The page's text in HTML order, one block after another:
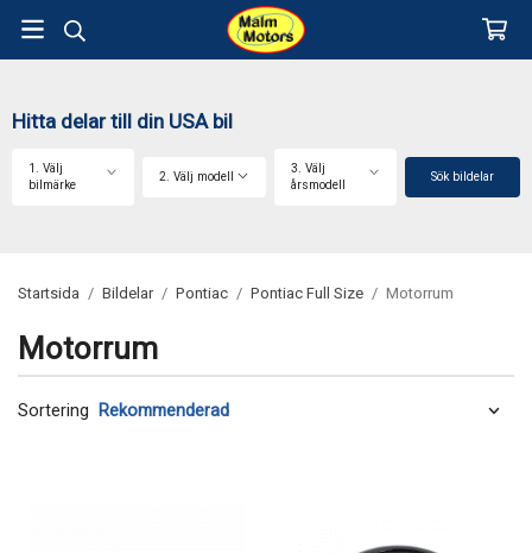
Hitta delar till din USA bil
1. Välj
bilmärke
2. Välj modell
3. Välj
årsmodell
Sök bildelar
Startsida / Bildelar / Pontiac / Pontiac Full Size / Motorrum
Motorrum
Sortering